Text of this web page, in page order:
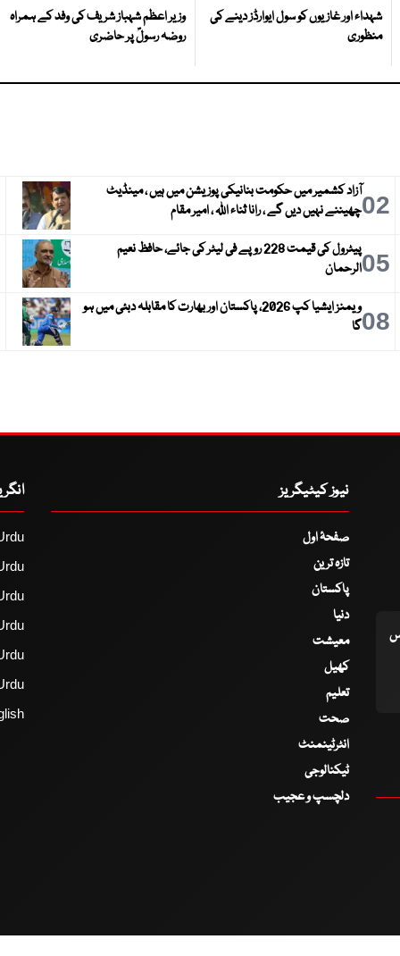
شہداء اور غازیوں کو سول ایوارڈز دینے کی
منظوری
وزیر اعظم شہباز شریف کی وفد کے ہمراہ
روضہ رسولؐ پر حاضری
02آزاد کشمیر میں حکومت بنانیکی پوزیشن میں ہیں ، مینڈیٹ
چھیننے نہیں دیں گے ، رانا ثناء اللہ ، امیر مقام
05
پیٹرول کی قیمت 228 روپے فی لیٹر کی جائے، حافظ نعیم
الرحمان
08
ویمنز ایشیا کپ 2026، پاکستان اور بھارت کا مقابلہ دبئی میں ہو
گا
نیوز کیٹیگریز
صفحۂ اول
تازہ ترین
پاکستان
دنیا
معیشت
کھیل
تعلیم
صحت
انٹرٹینمنٹ
ٹیکنالوجی
دلچسپ و عجیب